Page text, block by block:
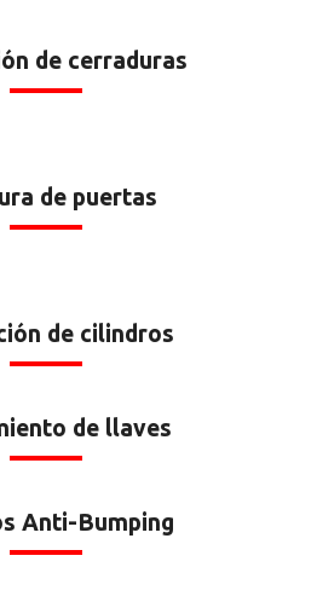
de cerraduras
de puertas
de cilindros
de llaves
Anti-Bumping